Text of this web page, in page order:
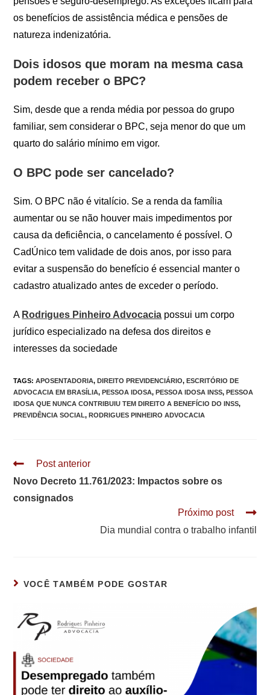
os benefícios de assistência médica e pensões de
natureza indenizatória.
Dois idosos que moram na mesma casa
podem receber o BPC?
Sim, desde que a renda média por pessoa do grupo
familiar, sem considerar o BPC, seja menor do que um
quarto do salário mínimo em vigor.
O BPC pode ser cancelado?
Sim. O BPC não é vitalício. Se a renda da família
aumentar ou se não houver mais impedimentos por
causa da deficiência, o cancelamento é possível. O
CadÚnico tem validade de dois anos, por isso para
evitar a suspensão do benefício é essencial manter o
cadastro atualizado antes de exceder o período.
A Rodrigues Pinheiro Advocacia possui um corpo
jurídico especializado na defesa dos direitos e
interesses da sociedade
TAGS:APOSENTADORIA, DIREITO PREVIDENCIÁRIO, ESCRITÓRIO DE
ADVOCACIA EM BRASÍLIA, PESSOA IDOSA, PESSOA IDOSA INSS, PESSOA
IDOSA QUE NUNCA CONTRIBUIU TEM DIREITO A BENEFÍCIO DO INSS,
PREVIDÊNCIA SOCIAL, RODRIGUES PINHEIRO ADVOCACIA
Leia
artigos
Post anterior
Novo Decreto 11.761/2023: Impactos sobre os
consignados
Próximo post
Dia mundial contra o trabalho infantil
VOCÊ TAMBÉM PODE GOSTAR